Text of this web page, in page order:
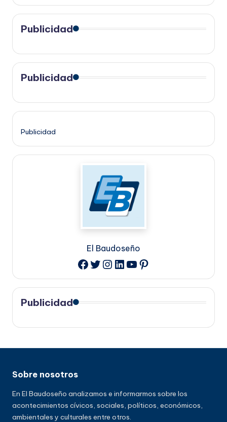
Publicidad
Publicidad
Publicidad
El Baudoseño
Facebook
Twitter
Instagram
LinkedIn
YouTube
Pinterest
Publicidad
Sobre nosotros
En El Baudoseño analizamos e informarmos sobre los
acontecimientos cívicos, sociales, políticos, económicos,
ambientales y culturales entre otros.